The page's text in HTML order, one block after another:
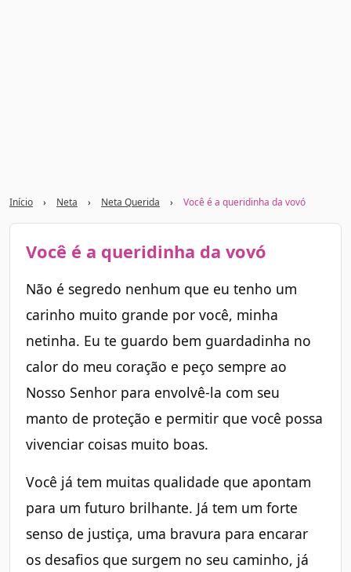
Início › Neta › Neta Querida › Você é a queridinha da vovó
Você é a queridinha da vovó
Não é segredo nenhum que eu tenho um
carinho muito grande por você, minha
netinha. Eu te guardo bem guardadinha no
calor do meu coração e peço sempre ao
Nosso Senhor para envolvê-la com seu
manto de proteção e permitir que você possa
vivenciar coisas muito boas.
Você já tem muitas qualidade que apontam
para um futuro brilhante. Já tem um forte
senso de justiça, uma bravura para encarar
os desafios que surgem no seu caminho, já